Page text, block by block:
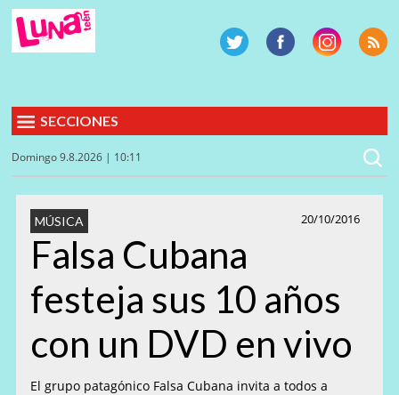
SECCIONES
Domingo 9.8.2026 | 10:11
20/10/2016
MÚSICA
Falsa Cubana
festeja sus 10 años
con un DVD en vivo
El grupo patagónico Falsa Cubana invita a todos a